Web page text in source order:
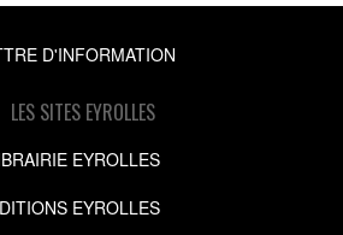
D'INFORMATION
LES SITES EYROLLES
EYROLLES
EYROLLES